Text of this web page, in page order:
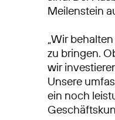
Meilenstein
„Wir
zu bringen.
wir
Unsere
ein noch